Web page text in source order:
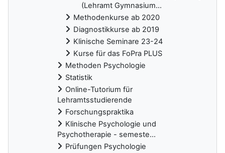
(Lehramt Gymnasium...
Methodenkurse ab 2020
Diagnostikkurse ab 2019
Klinische Seminare 23-24
Kurse für das FoPra PLUS
Methoden Psychologie
Statistik
Online-Tutorium für
Lehramtsstudierende
Forschungspraktika
Klinische Psychologie und
Psychotherapie - semeste...
Prüfungen Psychologie